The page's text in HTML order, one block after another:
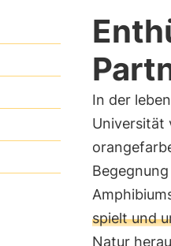
In der
Universität
spielt und
Natur